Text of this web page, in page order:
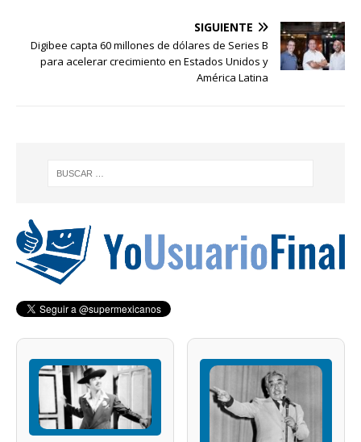
SIGUIENTE
Digibee capta 60 millones de dólares de Series B
para acelerar crecimiento en Estados Unidos y
América Latina